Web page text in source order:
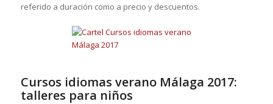
referido a duración como a precio y descuentos.
Cursos idiomas verano Málaga 2017:
talleres para niños